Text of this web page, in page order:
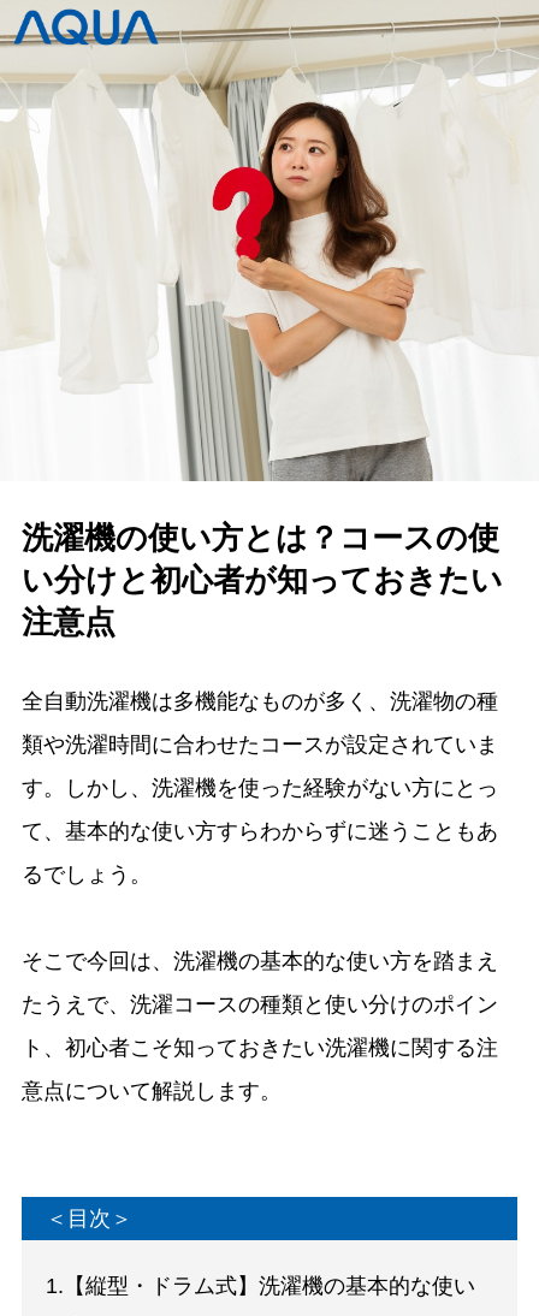
洗濯機の使い方とは？コースの使
い分けと初心者が知っておきたい
注意点
全自動洗濯機は多機能なものが多く、洗濯物の種
類や洗濯時間に合わせたコースが設定されていま
す。しかし、洗濯機を使った経験がない方にとっ
て、基本的な使い方すらわからずに迷うこともあ
るでしょう。
そこで今回は、洗濯機の基本的な使い方を踏まえ
たうえで、洗濯コースの種類と使い分けのポイン
ト、初心者こそ知っておきたい洗濯機に関する注
意点について解説します。
＜目次＞
1.【縦型・ドラム式】洗濯機の基本的な使い